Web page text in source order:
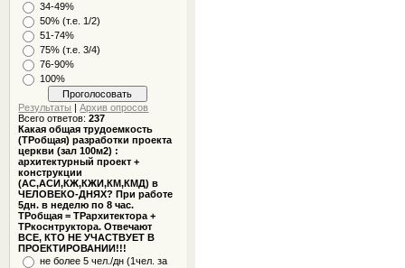
34-49%
50% (т.е. 1/2)
51-74%
75% (т.е. 3/4)
76-90%
100%
Результаты |Архив опросов
Всего ответов:237
Какая общая трудоемкость
(ТРобщая) разработки проекта
церкви (зал 100м2) :
архитектурный проект +
конструкции
(АС,АСИ,КЖ,КЖИ,КМ,КМД) в
ЧЕЛОВЕКО-ДНЯХ? При работе
5дн. в неделю по 8 час.
ТРобщая = ТРархитектора +
ТРкоснтруктора. Отвечают
ВСЕ, КТО НЕ УЧАСТВУЕТ В
ПРОЕКТИРОВАНИИ!!!
не более 5 чел./дн (1чел. за